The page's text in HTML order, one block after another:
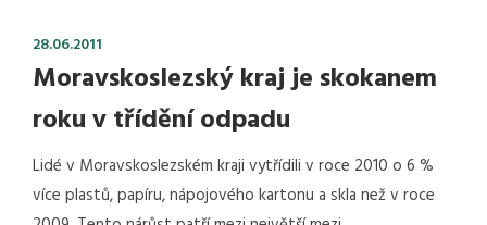
28.06.2011
Moravskoslezský kraj je skokanem
roku v třídění odpadu
Lidé v Moravskoslezském kraji vytřídili v roce 2010 o 6 %
více plastů, papíru, nápojového kartonu a skla než v roce